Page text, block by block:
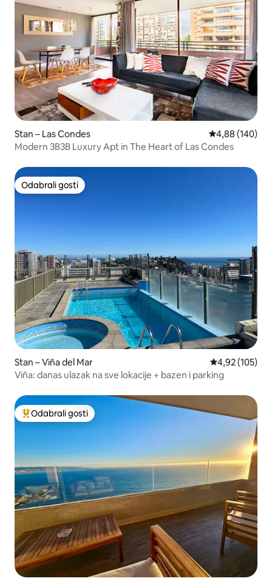
Stan – Las Condes Prosječna
4,88 (140)
Modern 3B3B Luxury Apt in The Heart of Las Condes
Odabrali gosti
Odabrali gosti
Stan – Viña del Mar Prosječna
4,92 (105)
Viña: danas ulazak na sve lokacije + bazen i parking
Među najviše rangiranima s oznakom „Odabrali gosti”
Odabrali gosti